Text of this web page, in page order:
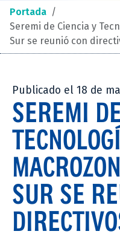
Portada /
Seremi de Ciencia y
Sur se reunió con
Publicado el 18 de
SEREMI
SUR SE